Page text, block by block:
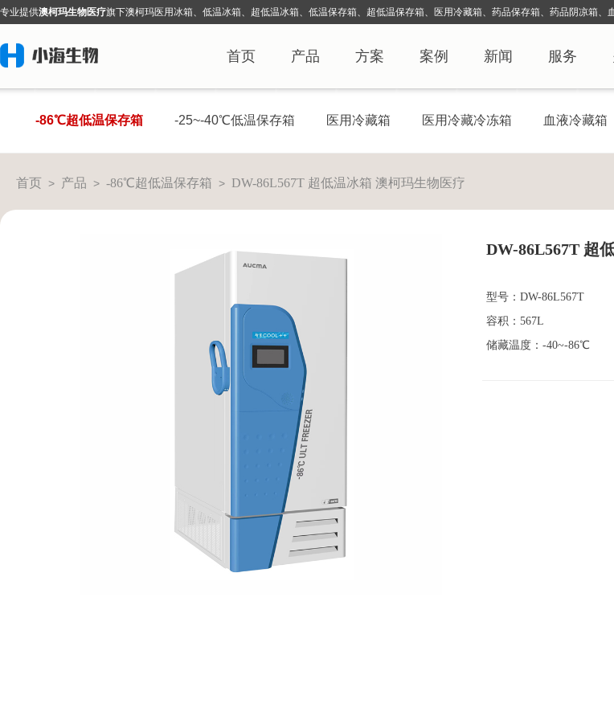
专业提供澳柯玛生物医疗旗下澳柯玛医用冰箱、低温冰箱、超低温冰箱、低温保存箱、超低温保存箱、医用冷藏箱、药品保存箱、药品阴凉箱、
首页 产品 方案 案例 新闻 服务
-86℃超低温保存箱 -25~-40℃低温保存箱 医用冷藏箱 医用冷藏冷冻箱 血液冷藏箱
首页 > 产品 > -86℃超低温保存箱 > DW-86L567T 超低温冰箱 澳柯玛生物医疗
DW-86L567T 超
型号：DW-86L567T
容积：567L
储藏温度：-40~-86℃